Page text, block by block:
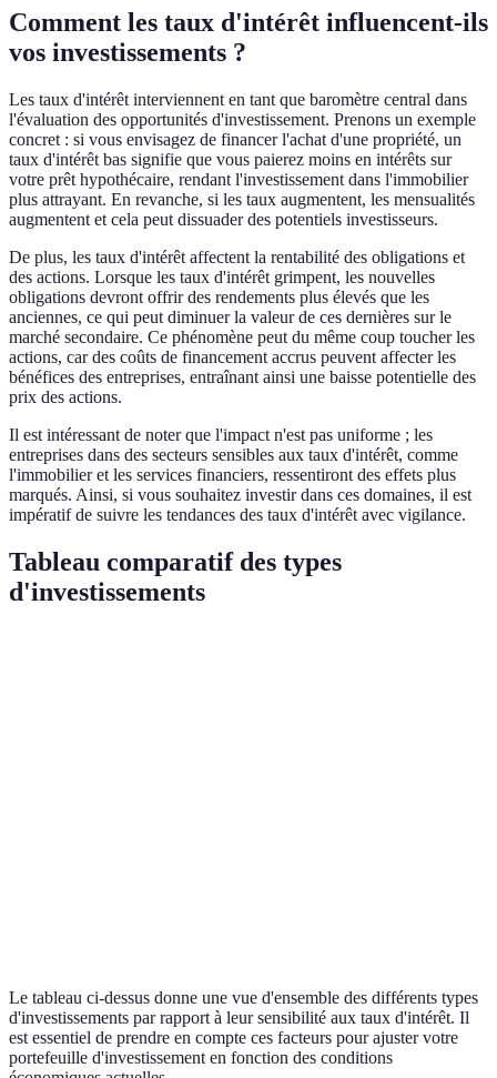
Comment les taux d'intérêt influencent-ils
vos investissements ?
Les taux d'intérêt interviennent en tant que baromètre central dans
l'évaluation des opportunités d'investissement. Prenons un exemple
concret : si vous envisagez de financer l'achat d'une propriété, un
taux d'intérêt bas signifie que vous paierez moins en intérêts sur
votre prêt hypothécaire, rendant l'investissement dans l'immobilier
plus attrayant. En revanche, si les taux augmentent, les mensualités
augmentent et cela peut dissuader des potentiels investisseurs.
De plus, les taux d'intérêt affectent la rentabilité des obligations et
des actions. Lorsque les taux d'intérêt grimpent, les nouvelles
obligations devront offrir des rendements plus élevés que les
anciennes, ce qui peut diminuer la valeur de ces dernières sur le
marché secondaire. Ce phénomène peut du même coup toucher les
actions, car des coûts de financement accrus peuvent affecter les
bénéfices des entreprises, entraînant ainsi une baisse potentielle des
prix des actions.
Il est intéressant de noter que l'impact n'est pas uniforme ; les
entreprises dans des secteurs sensibles aux taux d'intérêt, comme
l'immobilier et les services financiers, ressentiront des effets plus
marqués. Ainsi, si vous souhaitez investir dans ces domaines, il est
impératif de suivre les tendances des taux d'intérêt avec vigilance.
Tableau comparatif des types
d'investissements
Le tableau ci-dessus donne une vue d'ensemble des différents types
d'investissements par rapport à leur sensibilité aux taux d'intérêt. Il
est essentiel de prendre en compte ces facteurs pour ajuster votre
portefeuille d'investissement en fonction des conditions